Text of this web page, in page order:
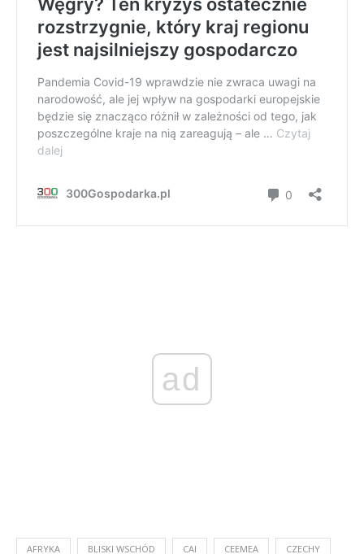
ad
AFRYKA BLISKI WSCHÓD CAI CEEMEA CZECHY